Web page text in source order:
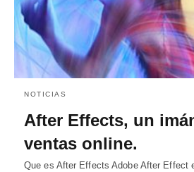
NOTICIAS
After Effects, un
ventas online.
Que es After Effects Adobe After Effect